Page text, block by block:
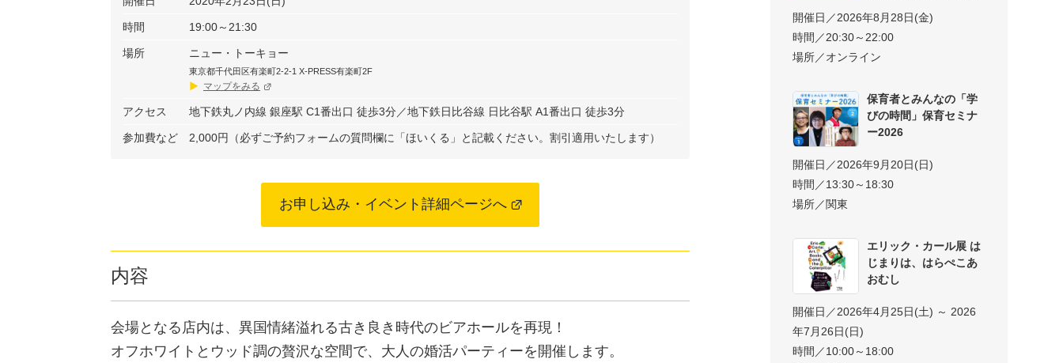
時間 19:00～21:30
場所 ニュー・トーキョー
東京都千代田区有楽町2-2-1 X-PRESS有楽町2F
マップをみる
アクセス 地下鉄丸ノ内線 銀座駅 C1番出口 徒歩3分／地下鉄日比谷線 日比谷駅 A1番出口 徒歩3分
参加費など 2,000円（必ずご予約フォームの質問欄に「ほいくる」と記載ください。割引適用いたします）
お申し込み・イベント詳細ページへ
内容
会場となる店内は、異国情緒溢れる古き良き時代のビアホールを再現！
オフホワイトとウッド調の贅沢な空間で、大人の婚活パーティーを開催します。
開催日／2026年8月28日(金)
時間／20:30～22:00
場所／オンライン
保育者とみんなの「学
びの時間」保育セミナ
ー2026
開催日／2026年9月20日(日)
時間／13:30～18:30
場所／関東
エリック・カール展 は
じまりは、はらぺこあ
おむし
開催日／2026年4月25日(土) ～ 2026
年7月26日(日)
時間／10:00～18:00